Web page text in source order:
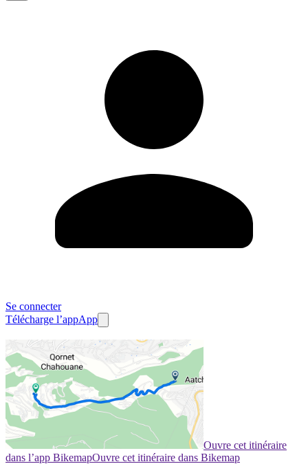
Se connecter
Télécharge l’appApp
Ouvre cet itinéraire
dans l’app BikemapOuvre cet itinéraire dans Bikemap